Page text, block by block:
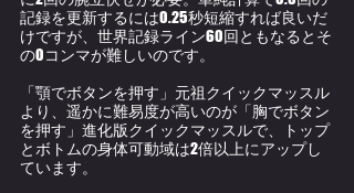
記録を更新するには0.25秒短縮すれば良いだ
けですが、世界記録ライン60回ともなるとそ
の0コンマが難しいのです。
「顎でボタンを押す」元祖クイックマッスル
より、遥かに難易度が高いのが「胸でボタン
を押す」進化版クイックマッスルで、トップ
とボトムの身体可動域は2倍以上にアップし
ています。